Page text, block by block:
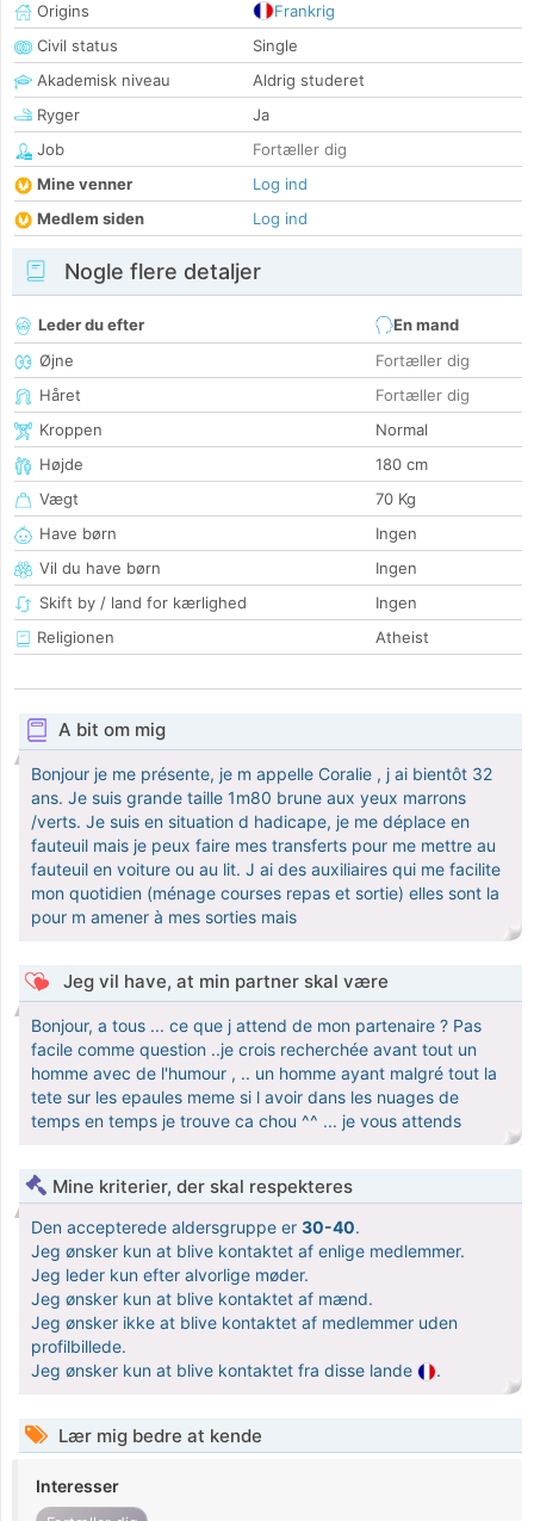
Origins
Frankrig
Civil status
Single
Akademisk niveau
Aldrig studeret
Ryger
Ja
Job
Fortæller dig
Mine venner
Log ind
Medlem siden
Log ind
Nogle flere detaljer
Leder du efter
En mand
Øjne
Fortæller dig
Håret
Fortæller dig
Kroppen
Normal
Højde
180 cm
Vægt
70 Kg
Have børn
Ingen
Vil du have børn
Ingen
Skift by / land for kærlighed
Ingen
Religionen
Atheist
A bit om mig
Bonjour je me présente, je m appelle Coralie , j ai bientôt 32
ans. Je suis grande taille 1m80 brune aux yeux marrons
/verts. Je suis en situation d hadicape, je me déplace en
fauteuil mais je peux faire mes transferts pour me mettre au
fauteuil en voiture ou au lit. J ai des auxiliaires qui me facilite
mon quotidien (ménage courses repas et sortie) elles sont la
pour m amener à mes sorties mais
Jeg vil have, at min partner skal være
Bonjour, a tous ... ce que j attend de mon partenaire ? Pas
facile comme question ..je crois recherchée avant tout un
homme avec de l'humour , .. un homme ayant malgré tout la
tete sur les epaules meme si l avoir dans les nuages de
temps en temps je trouve ca chou ^^ ... je vous attends
Mine kriterier, der skal respekteres
Den accepterede aldersgruppe er 30-40.
Jeg ønsker kun at blive kontaktet af enlige medlemmer.
Jeg leder kun efter alvorlige møder.
Jeg ønsker kun at blive kontaktet af mænd.
Jeg ønsker ikke at blive kontaktet af medlemmer uden
profilbillede.
Jeg ønsker kun at blive kontaktet fra disse lande
.
Lær mig bedre at kende
Interesser